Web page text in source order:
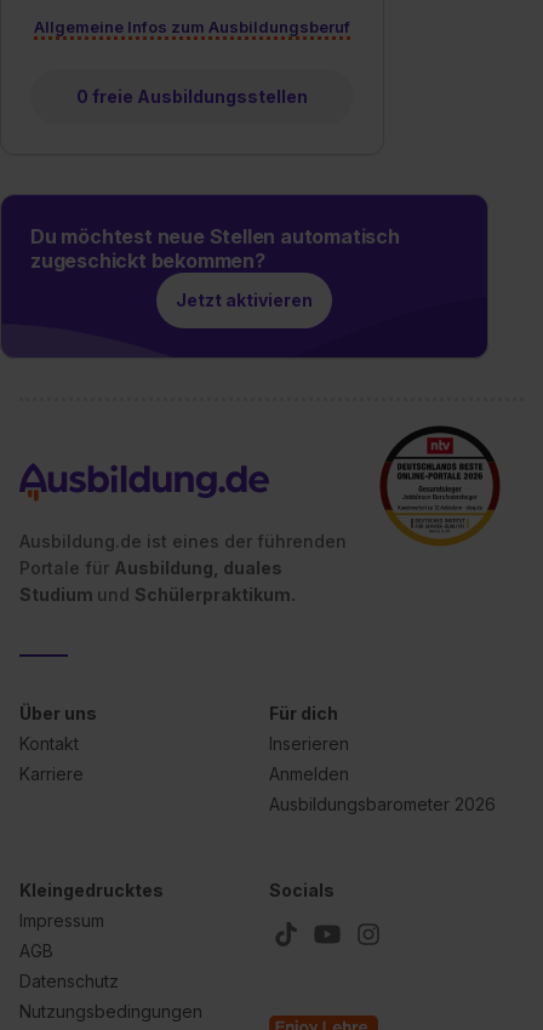
Allgemeine Infos zum Ausbildungsberuf
0 freie Ausbildungsstellen
Du möchtest neue Stellen automatisch
zugeschickt bekommen?
Jetzt aktivieren
Ausbildung.de ist eines der führenden
Portale für Ausbildung, duales
Studium und Schülerpraktikum.
Über uns
Kontakt
Karriere
Für dich
Inserieren
Anmelden
Ausbildungsbarometer 2026
Kleingedrucktes
Impressum
AGB
Datenschutz
Nutzungsbedingungen
Socials